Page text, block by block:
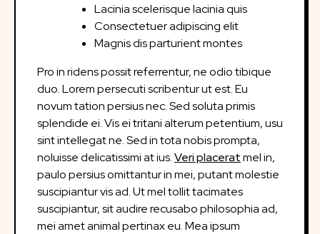
Lacinia scelerisque lacinia quis
Consectetuer adipiscing elit
Magnis dis parturient montes
Pro in ridens possit referrentur, ne odio tibique
duo. Lorem persecuti scribentur ut est. Eu
novum tation persius nec. Sed soluta primis
splendide ei. Vis ei tritani alterum petentium, usu
sint intellegat ne. Sed in tota nobis prompta,
noluisse delicatissimi at ius.Veri placeratmel in,
paulo persius omittantur in mei, putant molestie
suscipiantur vis ad. Ut mel tollit tacimates
suscipiantur, sit audire recusabo philosophia ad,
mei amet animal pertinax eu. Mea ipsum